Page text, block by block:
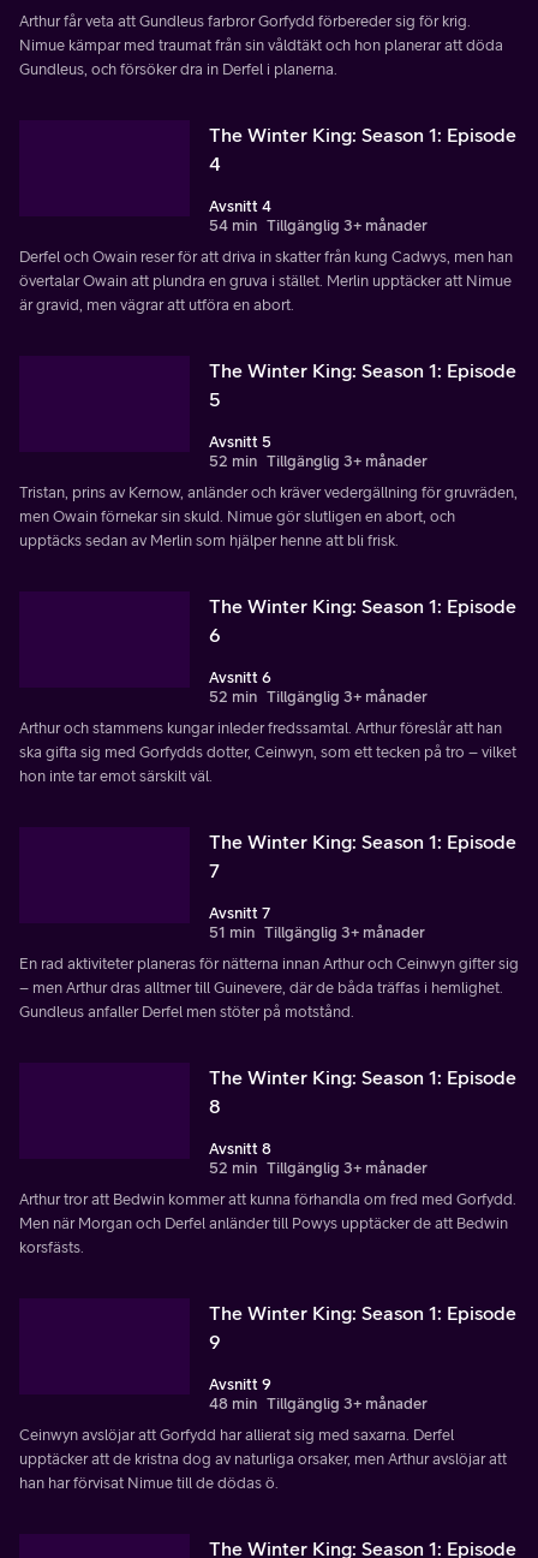
Arthur får veta att Gundleus farbror Gorfydd förbereder sig för krig.
Nimue kämpar med traumat från sin våldtäkt och hon planerar att döda
Gundleus, och försöker dra in Derfel i planerna.
The Winter King: Season 1: Episode
4
Avsnitt 4
54 min Tillgänglig 3+ månader
Derfel och Owain reser för att driva in skatter från kung Cadwys, men han
övertalar Owain att plundra en gruva i stället. Merlin upptäcker att Nimue
är gravid, men vägrar att utföra en abort.
The Winter King: Season 1: Episode
5
Avsnitt 5
52 min Tillgänglig 3+ månader
Tristan, prins av Kernow, anländer och kräver vedergällning för gruvräden,
men Owain förnekar sin skuld. Nimue gör slutligen en abort, och
upptäcks sedan av Merlin som hjälper henne att bli frisk.
The Winter King: Season 1: Episode
6
Avsnitt 6
52 min Tillgänglig 3+ månader
Arthur och stammens kungar inleder fredssamtal. Arthur föreslår att han
ska gifta sig med Gorfydds dotter, Ceinwyn, som ett tecken på tro – vilket
hon inte tar emot särskilt väl.
The Winter King: Season 1: Episode
7
Avsnitt 7
51 min Tillgänglig 3+ månader
En rad aktiviteter planeras för nätterna innan Arthur och Ceinwyn gifter sig
– men Arthur dras alltmer till Guinevere, där de båda träffas i hemlighet.
Gundleus anfaller Derfel men stöter på motstånd.
The Winter King: Season 1: Episode
8
Avsnitt 8
52 min Tillgänglig 3+ månader
Arthur tror att Bedwin kommer att kunna förhandla om fred med Gorfydd.
Men när Morgan och Derfel anländer till Powys upptäcker de att Bedwin
korsfästs.
The Winter King: Season 1: Episode
9
Avsnitt 9
48 min Tillgänglig 3+ månader
Ceinwyn avslöjar att Gorfydd har allierat sig med saxarna. Derfel
upptäcker att de kristna dog av naturliga orsaker, men Arthur avslöjar att
han har förvisat Nimue till de dödas ö.
The Winter King: Season 1: Episode